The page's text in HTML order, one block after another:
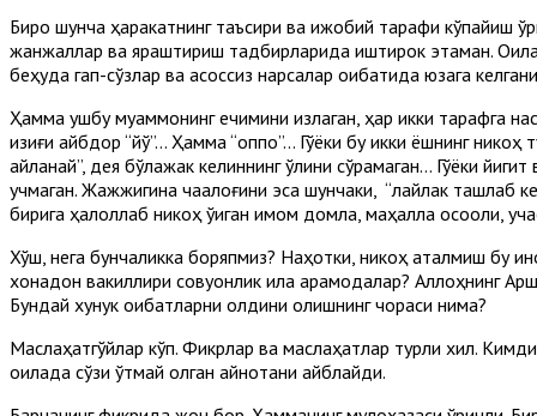
Бироқ шунча ҳаракатнинг таъсири ва ижобий тарафи кўпайиш
жанжаллар ва яраштириш тадбирларида иштирок этаман.
беҳуда гап-сўзлар ва асоссиз нарсалар оқибатида юзага
Ҳамма ушбу муаммонинг ечимини излаган, ҳар икки тарафга
қизиғи айбдор “йўқ”… Ҳамма “оппоқ”… Гўёки бу икки ёшнинг
айланай”, дея бўлажак келиннинг қўлини сўрамаган… Гўёки
учмаган. Жажжигина чақалоғини эса шунчаки, “лайлак ташлаб
бирига ҳалоллаб никоҳ ўқиган имом домла, маҳалла оқсоқоли,
Хўш, нега бунчаликка боряпмиз? Наҳотки, никоҳ аталмиш бу
хонадон вакиллири совуққонлик ила қарамоқдалар? Аллоҳнинг
Бундай хунук оқибатларни олдини олишнинг чораси нима?
Маслаҳатгўйлар кўп. Фикрлар ва маслаҳатлар турли хил.
оилада сўзи ўтмай қолган қайнотани айблайди.